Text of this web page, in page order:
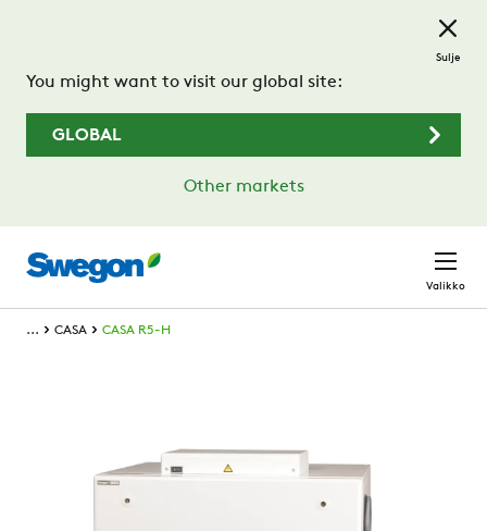
You might want to visit our global site:
GLOBAL
Other markets
Sulje
Valikko
... CASA CASA R5-H